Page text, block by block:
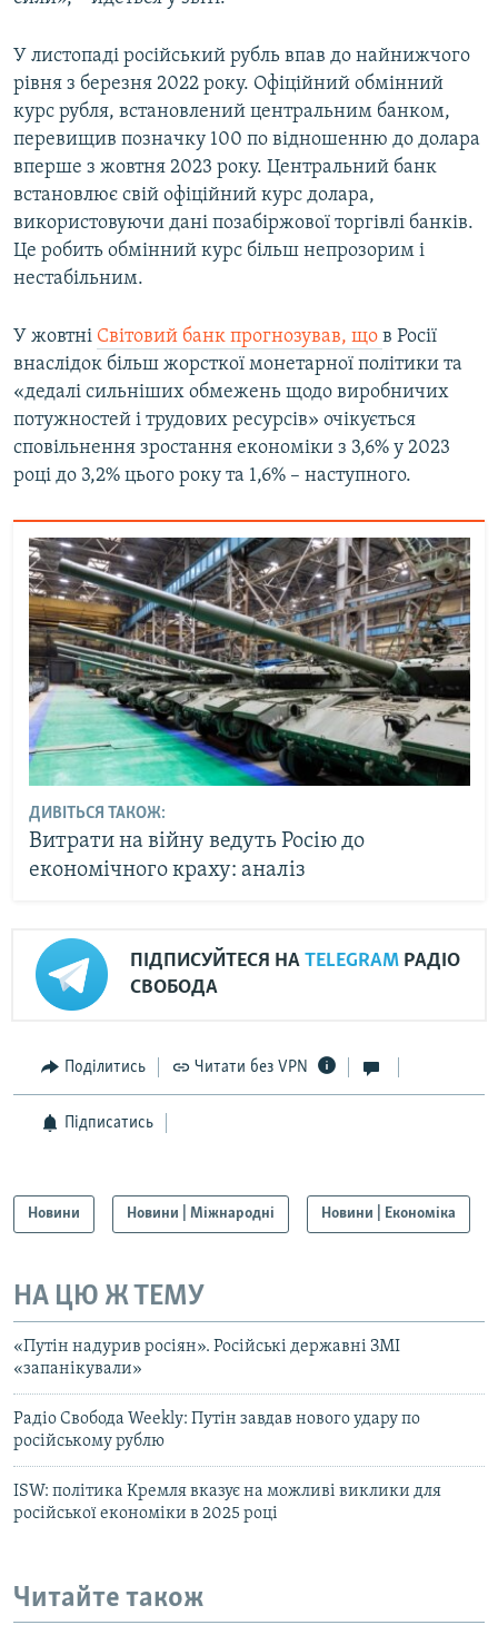
У листопаді російський рубль впав до найнижчого
рівня з березня 2022 року. Офіційний обмінний
курс рубля, встановлений центральним банком,
перевищив позначку 100 по відношенню до долара
вперше з жовтня 2023 року. Центральний банк
встановлює свій офіційний курс долара,
використовуючи дані позабіржової торгівлі банків.
Це робить обмінний курс більш непрозорим і
нестабільним.
У жовтні Світовий банк прогнозував, що в Росії
внаслідок більш жорсткої монетарної політики та
«дедалі сильніших обмежень щодо виробничих
потужностей і трудових ресурсів» очікується
сповільнення зростання економіки з 3,6% у 2023
році до 3,2% цього року та 1,6% – наступного.
ДИВІТЬСЯ ТАКОЖ:
Витрати на війну ведуть Росію до
економічного краху: аналіз
ПІДПИСУЙТЕСЯ НА TELEGRAM РАДІО
СВОБОДА
Поділитись Читати без VPN
Підписатись
Новини Новини | Міжнародні Новини | Економіка
НА ЦЮ Ж ТЕМУ
«Путін надурив росіян». Російські державні ЗМІ
«запанікували»
Радіо Свобода Weekly: Путін завдав нового удару по
російському рублю
ISW: політика Кремля вказує на можливі виклики для
російської економіки в 2025 році
Читайте також